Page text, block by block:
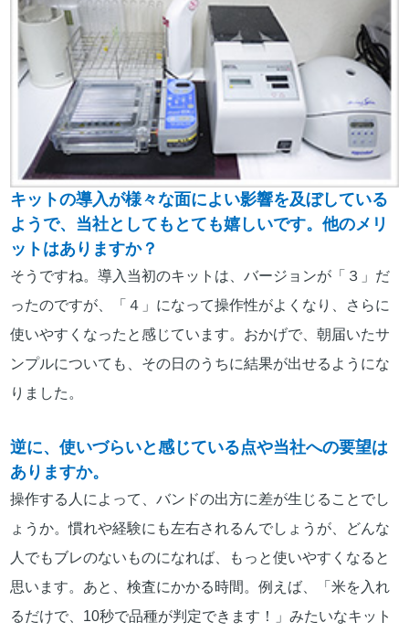
キットの導入が様々な面によい影響を及ぼしている
ようで、当社としてもとても嬉しいです。他のメリ
ットはありますか？
そうですね。導入当初のキットは、バージョンが「３」だ
ったのですが、「４」になって操作性がよくなり、さらに
使いやすくなったと感じています。おかげで、朝届いたサ
ンプルについても、その日のうちに結果が出せるようにな
りました。
逆に、使いづらいと感じている点や当社への要望は
ありますか。
操作する人によって、バンドの出方に差が生じることでし
ょうか。慣れや経験にも左右されるんでしょうが、どんな
人でもブレのないものになれば、もっと使いやすくなると
思います。あと、検査にかかる時間。例えば、「米を入れ
るだけで、10秒で品種が判定できます！」みたいなキット